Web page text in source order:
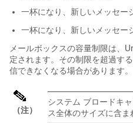
一杯になり、新しいメッセー
一杯になり、新しいメッセー
メールボックスの容量制限は、
定されます。その制限を超過す
信できなくなる場合があります。
（注）
システム ブロードキ
ス全体のサイズに含ま